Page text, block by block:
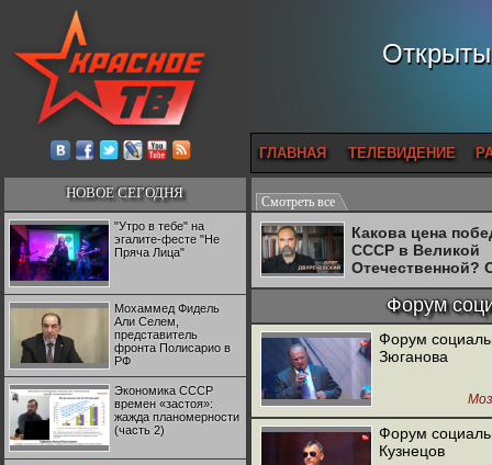
ГЛАВНАЯ ТЕЛЕВИДЕНИЕ
НОВОЕ СЕГОДНЯ
"Утро в тебе" на
эгалите-фесте "Не
Пряча Лица"
Мохаммед Фидель
Али Селем,
представитель
фронта Полисарио в
РФ
Экономика СССР
времен «застоя»:
жажда планомерности
(часть 2)
Смотреть все
Какова цена
СССР в Великой
Отечественной?
Двуреченский о
потерянной
Форум
Форум
Зюганова
Форум
Кузнецов